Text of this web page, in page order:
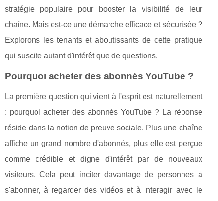
stratégie populaire pour booster la visibilité de leur
chaîne. Mais est-ce une démarche efficace et sécurisée ?
Explorons les tenants et aboutissants de cette pratique
qui suscite autant d'intérêt que de questions.
Pourquoi acheter des abonnés YouTube ?
La première question qui vient à l'esprit est naturellement
: pourquoi acheter des abonnés YouTube ? La réponse
réside dans la notion de preuve sociale. Plus une chaîne
affiche un grand nombre d'abonnés, plus elle est perçue
comme crédible et digne d'intérêt par de nouveaux
visiteurs. Cela peut inciter davantage de personnes à
s'abonner, à regarder des vidéos et à interagir avec le